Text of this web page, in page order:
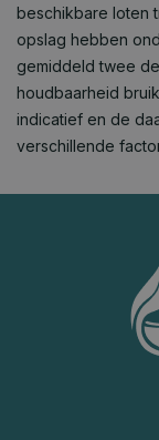
beschikbare loten
opslag hebben
gemiddeld twee
houdbaarheid
indicatief en de
verschillende